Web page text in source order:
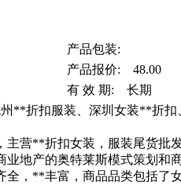
产品包装:
产品报价: 48.00
有 效 期: 长期
折扣服装、深圳女装**折
营**折扣女装，服装尾货批
地产的奥特莱斯模式策划和
，**丰富，商品品类包括了